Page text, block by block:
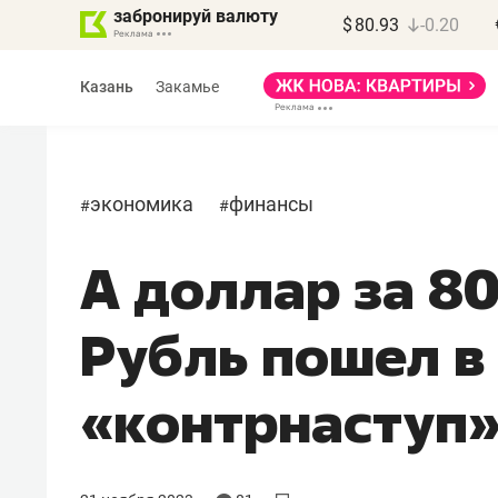
забронируй валюту $ 80.93 -0.20
Казань Закамье
#экономика #финансы
А доллар за
Рубль пошел в
Василь Мазитов
МАРТ
«Не зная местных
потерять минимум
полгода»